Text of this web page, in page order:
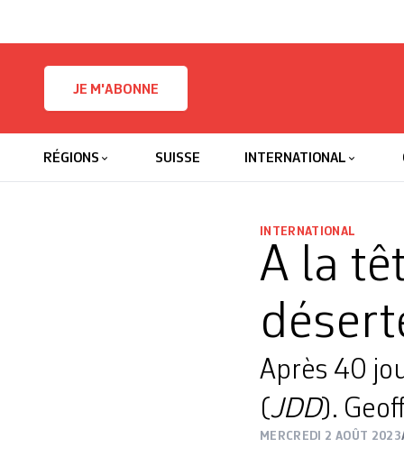
JE M'ABONNE
RÉGIONS SUISSE INTERNATIONAL
INTERNATIONAL
A la
Après 40
(JDD).
MERCREDI 2 AOÛT 2023